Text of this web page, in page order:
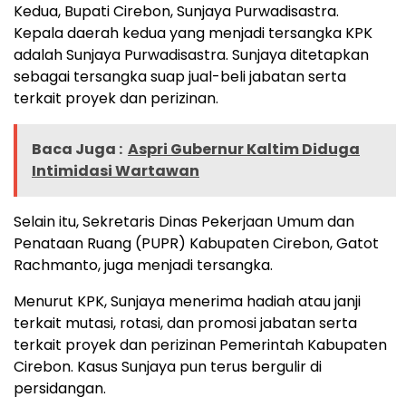
Kedua, Bupati Cirebon, Sunjaya Purwadisastra.
Kepala daerah kedua yang menjadi tersangka KPK
adalah Sunjaya Purwadisastra. Sunjaya ditetapkan
sebagai tersangka suap jual-beli jabatan serta
terkait proyek dan perizinan.
Baca Juga : Aspri Gubernur Kaltim Diduga
Intimidasi Wartawan
Selain itu, Sekretaris Dinas Pekerjaan Umum dan
Penataan Ruang (PUPR) Kabupaten Cirebon, Gatot
Rachmanto, juga menjadi tersangka.
Menurut KPK, Sunjaya menerima hadiah atau janji
terkait mutasi, rotasi, dan promosi jabatan serta
terkait proyek dan perizinan Pemerintah Kabupaten
Cirebon. Kasus Sunjaya pun terus bergulir di
persidangan.